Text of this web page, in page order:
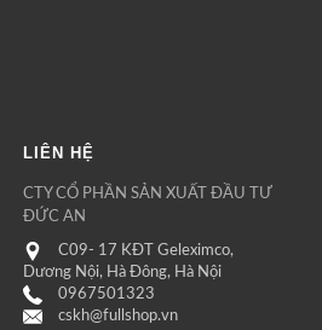
LIÊN HỆ
CTY CỔ PHẦN SẢN XUẤT ĐẦU TƯ
ĐỨC AN
C09- 17 KĐT Geleximco,
Dương Nội, Hà Đông, Hà Nội
0967501323
cskh@fullshop.vn